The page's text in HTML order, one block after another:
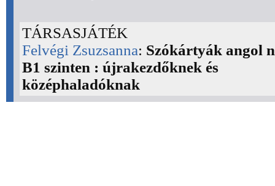
TÁRSASJÁTÉK
Felvégi Zsuzsanna: Szókártyák angol
B1 szinten : újrakezdőknek és
középhaladóknak